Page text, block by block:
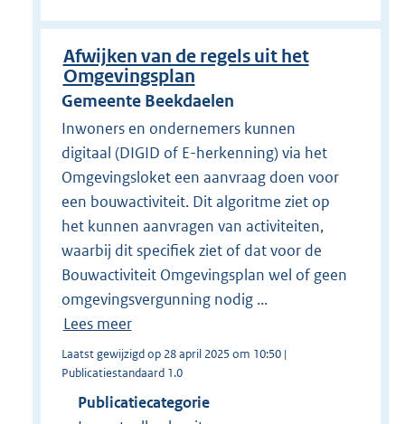
Afwijken van de regels uit het
Omgevingsplan
Gemeente Beekdaelen
Inwoners en ondernemers kunnen
digitaal (DIGID of E-herkenning) via het
Omgevingsloket een aanvraag doen voor
een bouwactiviteit. Dit algoritme ziet op
het kunnen aanvragen van activiteiten,
waarbij dit specifiek ziet of dat voor de
Bouwactiviteit Omgevingsplan wel of geen
omgevingsvergunning nodig ...
Lees meer
Laatst gewijzigd op 28 april 2025 om 10:50 |
Publicatiestandaard 1.0
Publicatiecategorie